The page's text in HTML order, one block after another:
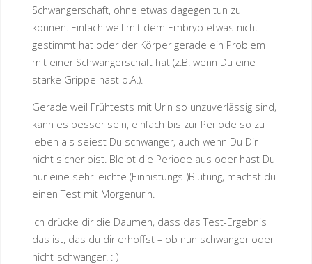
Schwangerschaft, ohne etwas dagegen tun zu
können. Einfach weil mit dem Embryo etwas nicht
gestimmt hat oder der Körper gerade ein Problem
mit einer Schwangerschaft hat (z.B. wenn Du eine
starke Grippe hast o.Ä.).
Gerade weil Frühtests mit Urin so unzuverlässig sind,
kann es besser sein, einfach bis zur Periode so zu
leben als seiest Du schwanger, auch wenn Du Dir
nicht sicher bist. Bleibt die Periode aus oder hast Du
nur eine sehr leichte (Einnistungs-)Blutung, machst du
einen Test mit Morgenurin.
Ich drücke dir die Daumen, dass das Test-Ergebnis
das ist, das du dir erhoffst – ob nun schwanger oder
nicht-schwanger. :-)